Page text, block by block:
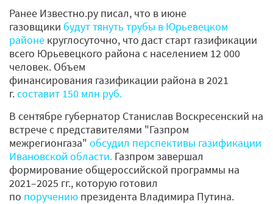
Ранее Известно.ру писал, что в июне
газовщики будут тянуть трубы в Юрьевецком
районе круглосуточно, что даст старт газификации
всего Юрьевецкого района с населением 12 000
человек. Объем
финансирования газификации района в 2021
г.составит 150 млн руб.
В сентябре губернатор Станислав Воскресенский на
встрече с представителями "Газпром
межрегионгаза" обсудил перспективы газификации
Ивановской области. Газпром завершал
формирование общероссийской программы на
2021–2025 гг., которую готовил
по поручению президента Владимира Путина.